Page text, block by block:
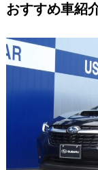
おすすめ車紹